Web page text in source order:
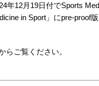
年12月19日付でSports
in Sport」にpre-proof
らご覧ください。